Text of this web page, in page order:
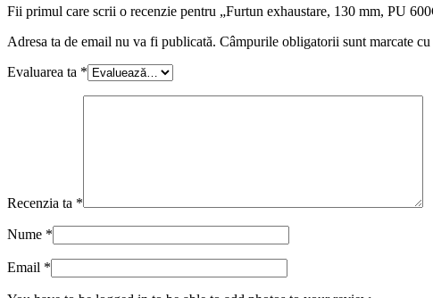
Fii primul care scrii o recenzie pentru „Furtun exhaustare, 130 mm, PU
Adresa ta de email nu va fi publicată. Câmpurile obligatorii sunt marcate cu
Evaluarea ta *
Recenzia ta *
Nume *
Email *